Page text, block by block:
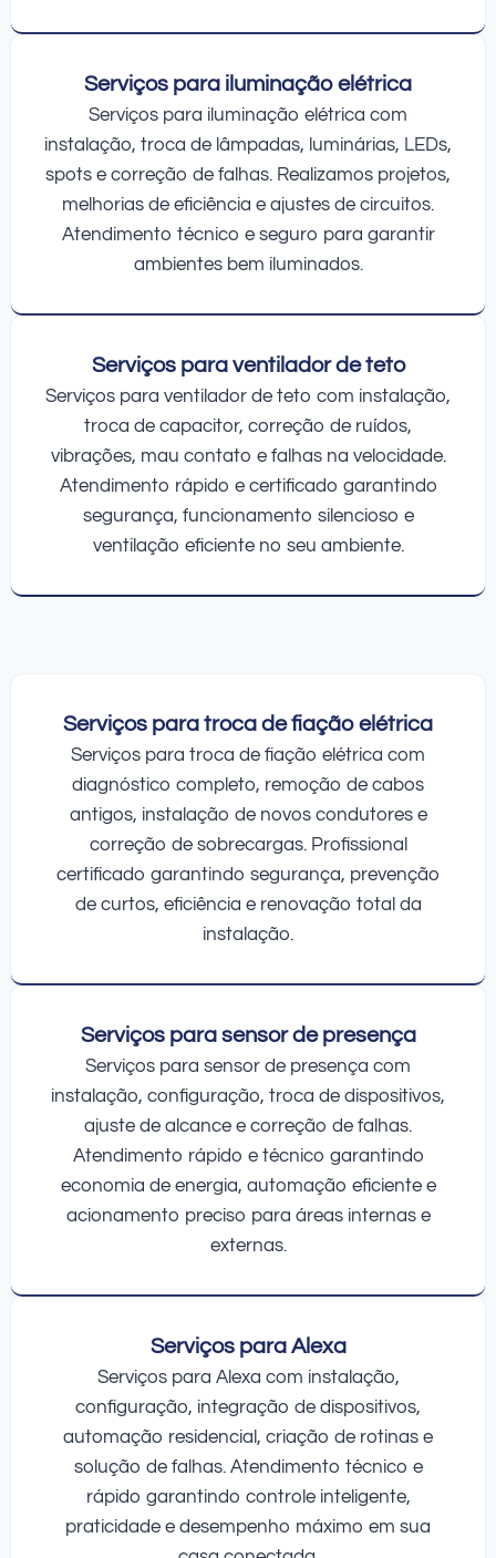
Serviços para iluminação elétrica
Serviços para iluminação elétrica com
instalação, troca de lâmpadas, luminárias, LEDs,
spots e correção de falhas. Realizamos projetos,
melhorias de eficiência e ajustes de circuitos.
Atendimento técnico e seguro para garantir
ambientes bem iluminados.
Serviços para ventilador de teto
Serviços para ventilador de teto com instalação,
troca de capacitor, correção de ruídos,
vibrações, mau contato e falhas na velocidade.
Atendimento rápido e certificado garantindo
segurança, funcionamento silencioso e
ventilação eficiente no seu ambiente.
Serviços para troca de fiação elétrica
Serviços para troca de fiação elétrica com
diagnóstico completo, remoção de cabos
antigos, instalação de novos condutores e
correção de sobrecargas. Profissional
certificado garantindo segurança, prevenção
de curtos, eficiência e renovação total da
instalação.
Serviços para sensor de presença
Serviços para sensor de presença com
instalação, configuração, troca de dispositivos,
ajuste de alcance e correção de falhas.
Atendimento rápido e técnico garantindo
economia de energia, automação eficiente e
acionamento preciso para áreas internas e
externas.
Serviços para Alexa
Serviços para Alexa com instalação,
configuração, integração de dispositivos,
automação residencial, criação de rotinas e
solução de falhas. Atendimento técnico e
rápido garantindo controle inteligente,
praticidade e desempenho máximo em sua